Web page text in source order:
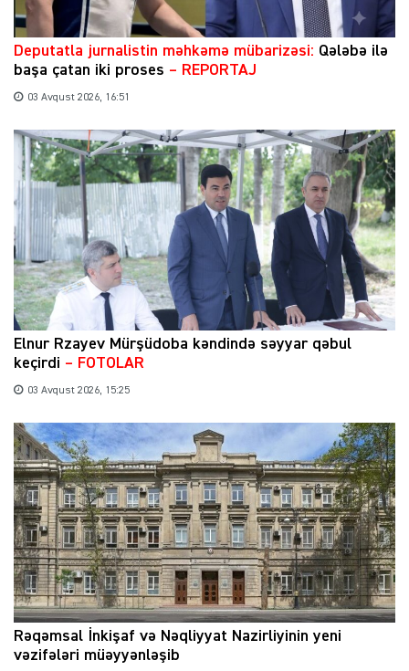
​Deputatla jurnalistin məhkəmə mübarizəsi: Qələbə ilə
başa çatan iki proses – REPORTAJ
03 Avqust 2026, 16:51
Elnur Rzayev Mürşüdoba kəndində səyyar qəbul
keçirdi – FOTOLAR
03 Avqust 2026, 15:25
Rəqəmsal İnkişaf və Nəqliyyat Nazirliyinin yeni
vəzifələri müəyyənləşib